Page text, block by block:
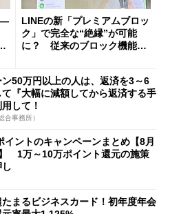
―
LINEの新「プレミアムブロッ
ク」で完全な“絶縁”が可能
に？ 従来のブロック機能と
ン50万円以上の人は、返済を3～6
『大幅に減額してから返済する手
して！
合事務所）
イントのキャンペーンまとめ【8月
1万～10万ポイント還元の施策
まるビジネスカード！初年度年会